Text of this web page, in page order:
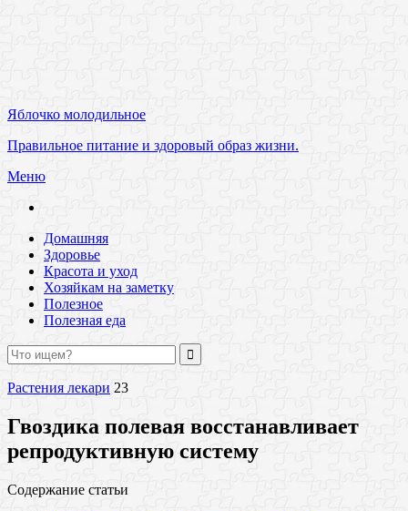
Яблочко молодильное
Правильное питание и здоровый образ жизни.
Меню
Домашняя
Здоровье
Красота и уход
Хозяйкам на заметку
Полезное
Полезная еда
Растения лекари 23
Гвоздика полевая восстанавливает
репродуктивную систему
Содержание статьи